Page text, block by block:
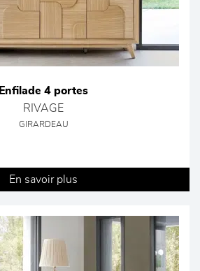
Enfilade 4 portes
RIVAGE
GIRARDEAU
En savoir plus